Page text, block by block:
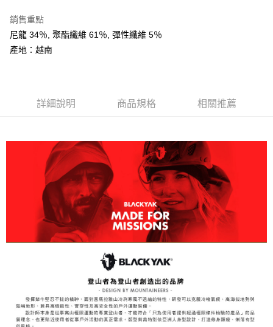
AFTEE先享後付是「在收到商品之後才付款」的支付方式。 讓您購物簡單
１．簡單：不需註冊會員、不需綁卡、不需儲值。
２．便利：只要手機號碼，簡訊認證，即可結帳。
結帳頁面，進行簡訊認證並確認金額後，即可完成結帳。
※ 請注意：結帳手續完成當下不需立刻繳費，但若您需要取消訂單，請聯絡
購買商品的店家。未經商家同意取消之訂單仍視為有效，需透過AFTEE先享
後付繳納相關費用。
※ 交易是否成功請以「AFTEE先享後付 」之結帳頁面顯示為準，若有關於
是否繳費成功／繳費後需取消欲退款等相關疑問，請聯繫「AFTEE先享後付
客戶支援中心」https://netprotections.freshdesk.com/support/home
【注意事項】
１．透過由恩沛科技股份有限公司提供之「AFTEE先享後付」服務完成之交
易，需依本服務之必要範圍內提供個人資料，並將交易相關給付款項請求債
權轉讓予恩沛科技股份有限公司。
２．關於個人資料處理事宜，請瀏覽以下網址：
https://aftee.tw/terms/#terms3
３．未成年的使用者請事先徵得法定代理人或監護人之同意方可使用
「AFTEE先享後付」，若未經同意申辦者引起之損失，本公司不負相關責
任。
４．使用「AFTEE先享後付」時，將依據個別帳號之用戶狀況，依本公司即
ATM付款
運送方式
付款後全家取貨
萊爾富取貨付款
每筆NT$60，滿NT$799(含以上)免運費
付款後萊爾富取貨
每筆NT$60，滿NT$799(含以上)免運費
7-11取貨付款
每筆NT$60，滿NT$799(含以上)免運費
宅配
每筆NT$70，滿NT$799(含以上)免運費
銷售重點
尼龍 34％, 聚酯纖維 61％, 彈性纖維 5％
產地：越南
詳細說明 商品規格 相關推薦